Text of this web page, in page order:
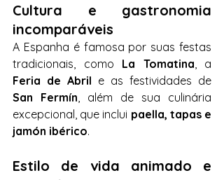
Cultura e gastronomia
incomparáveis
A Espanha é famosa por suas festas
tradicionais, como La Tomatina
Feria de Abril
San Fermín , além de sua culinária
excepcional, que inclui paella, tapas e
jamón ibérico.
Estilo de vida animado e